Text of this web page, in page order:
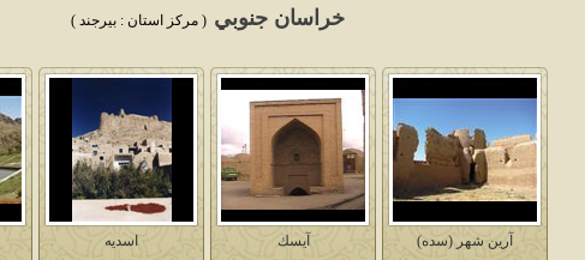
خراسان جنوبي ( مرکز استان :بيرجند )
آرين شهر (سده) آيسك اسديه